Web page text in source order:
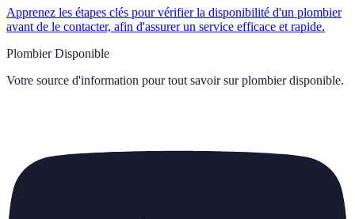
Apprenez les étapes clés pour vérifier la disponibilité d'un plombier
avant de le contacter, afin d'assurer un service efficace et rapide.
Plombier Disponible
Votre source d'information pour tout savoir sur plombier disponible.